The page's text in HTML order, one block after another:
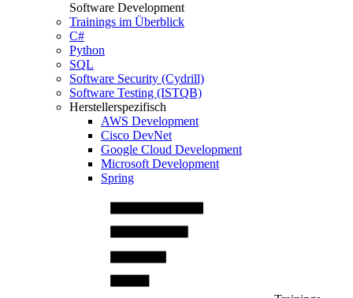
Software Development
Trainings im Überblick
C#
Python
SQL
Software Security (Cydrill)
Software Testing (ISTQB)
Herstellerspezifisch
AWS Development
Cisco DevNet
Google Cloud Development
Microsoft Development
Spring